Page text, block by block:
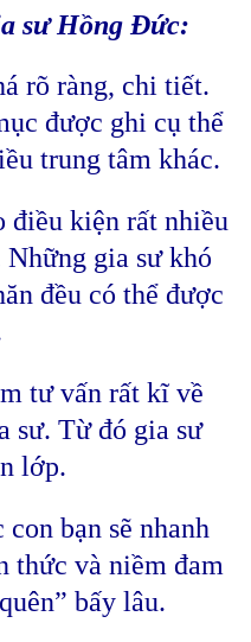
sư Hồng Đức:
rõ ràng, chi tiết.
được ghi cụ thể
trung tâm khác.
điều kiện rất nhiều
Những gia sư khó
đều có thể được
tư vấn rất kĩ về
sư. Từ đó gia sư
lớp.
bạn sẽ nhanh
thức và niềm đam
bấy lâu.